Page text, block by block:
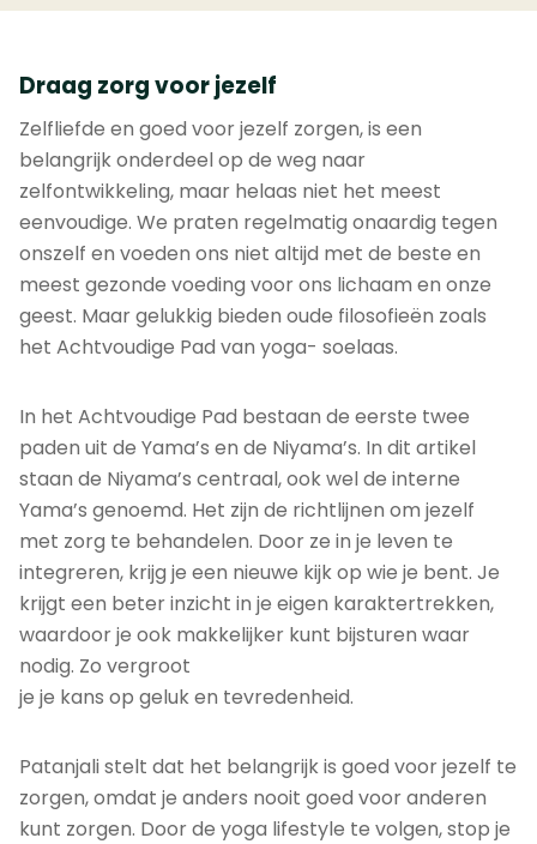
Draag zorg voor jezelf
Zelfliefde en goed voor jezelf zorgen, is een
belangrijk onderdeel op de weg naar
zelfontwikkeling, maar helaas niet het meest
eenvoudige. We praten regelmatig onaardig tegen
onszelf en voeden ons niet altijd met de beste en
meest gezonde voeding voor ons lichaam en onze
geest. Maar gelukkig bieden oude filosofieën zoals
het Achtvoudige Pad van yoga- soelaas.
In het Achtvoudige Pad bestaan de eerste twee
paden uit de Yama’s en de Niyama’s. In dit artikel
staan de Niyama’s centraal, ook wel de interne
Yama’s genoemd. Het zijn de richtlijnen om jezelf
met zorg te behandelen. Door ze in je leven te
integreren, krijg je een nieuwe kijk op wie je bent. Je
krijgt een beter inzicht in je eigen karaktertrekken,
waardoor je ook makkelijker kunt bijsturen waar
nodig. Zo vergroot
je je kans op geluk en tevredenheid.
Patanjali stelt dat het belangrijk is goed voor jezelf te
zorgen, omdat je anders nooit goed voor anderen
kunt zorgen. Door de yoga lifestyle te volgen, stop je